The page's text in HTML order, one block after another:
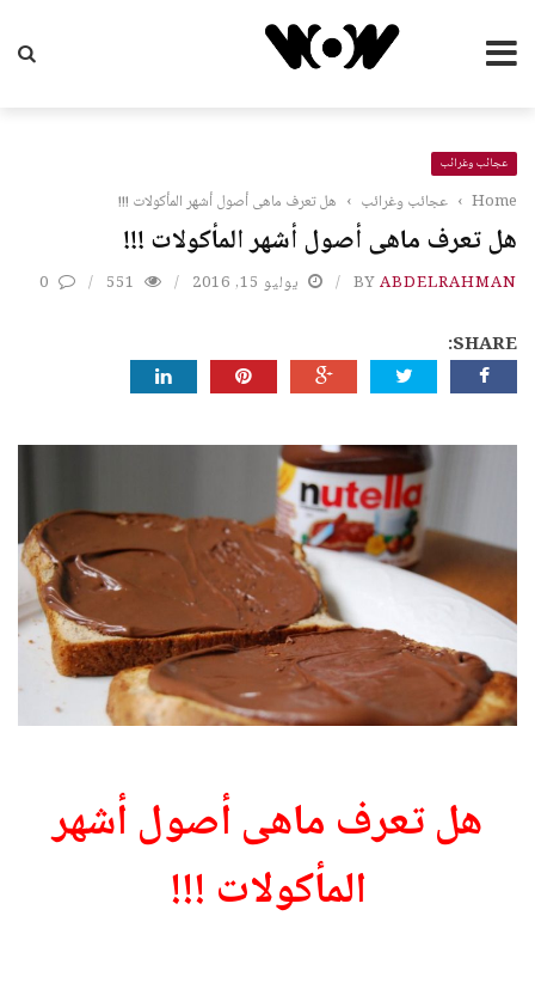
عجائب وغرائب
Home
› عجائب وغرائب › هل تعرف ماهى أصول أشهر المأكولات !!!
هل تعرف ماهى أصول أشهر المأكولات !!!
BYABDELRAHMAN يوليو 15, 2016 551
0
SHARE:
هل تعرف ماهى أصول أشهر
المأكولات !!!